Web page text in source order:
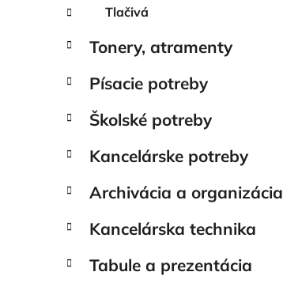
Tlačivá
Tonery, atramenty
Písacie potreby
Školské potreby
Kancelárske potreby
Archivácia a organizácia
Kancelárska technika
Tabule a prezentácia